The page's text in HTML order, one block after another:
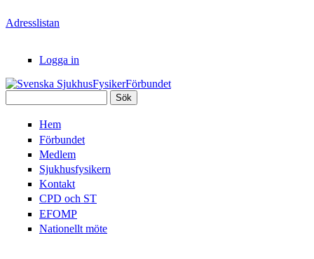
Adresslistan
Logga in
SjukhusFysikerFörbundet
Hem
Förbundet
Medlem
Sjukhusfysikern
Kontakt
CPD och ST
EFOMP
Nationellt möte